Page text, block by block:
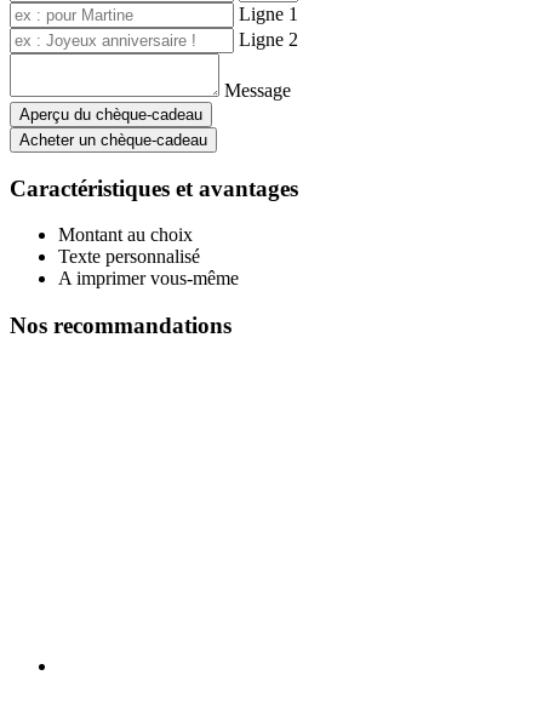
Ligne 1
Ligne 2
Message
Aperçu du chèque-cadeau
Acheter un chèque-cadeau
Caractéristiques et avantages
Montant au choix
Texte personnalisé
A imprimer vous-même
Nos recommandations